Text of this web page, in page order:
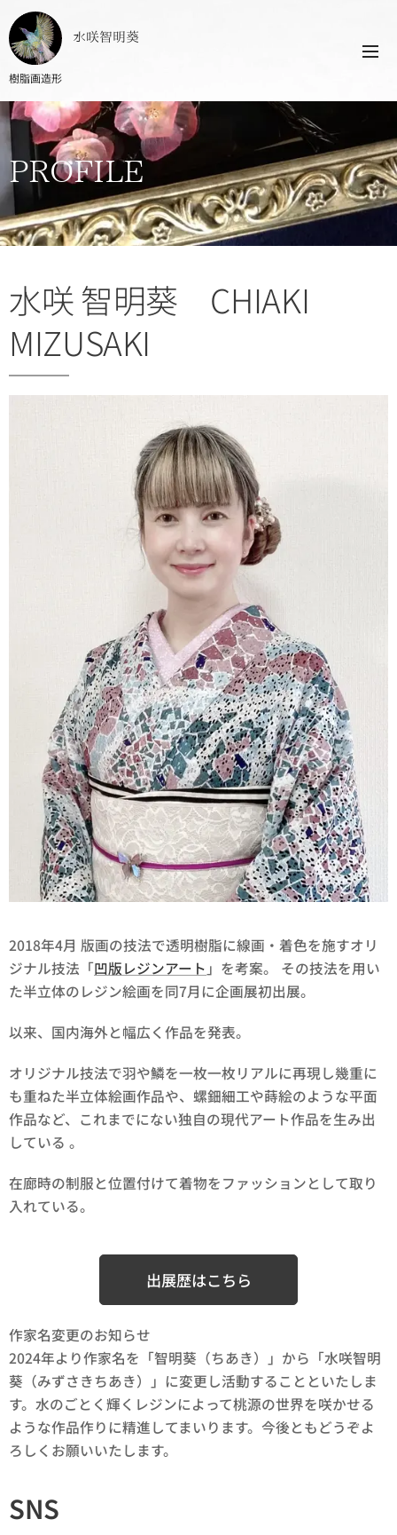
水咲智明葵
樹脂画造形
PROFILE
水咲 智明葵 CHIAKI
MIZUSAKI
2018年4月 版画の技法で透明樹脂に線画・着色を施すオリ
ジナル技法「凹版レジンアート 」を考案。 その技法を用い
た半立体のレジン絵画を同7月に企画展初出展。
以来、国内海外と幅広く作品を発表。
オリジナル技法で羽や鱗を一枚一枚リアルに再現し幾重に
も重ねた半立体絵画作品や、螺鈿細工や蒔絵のような平面
作品など、これまでにない独自の現代アート作品を生み出
している 。
在廊時の制服と位置付けて着物をファッションとして取り
入れている。
出展歴はこちら
作家名変更のお知らせ
2024年より作家名を「智明葵（ちあき）」から「水咲智明
葵（みずさきちあき）」に変更し活動することといたしま
す。水のごとく輝くレジンによって桃源の世界を咲かせる
ような作品作りに精進してまいります。今後ともどうぞよ
ろしくお願いいたします。
SNS